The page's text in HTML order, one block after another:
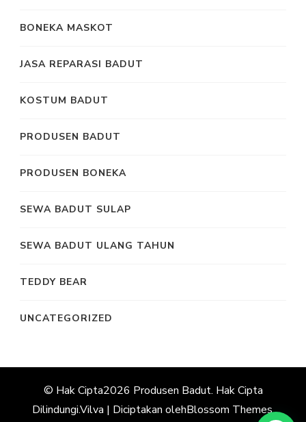
BONEKA MASKOT
JASA REPARASI BADUT
KOSTUM BADUT
PRODUSEN BADUT
PRODUSEN BONEKA
SEWA BADUT SULAP
SEWA BADUT ULANG TAHUN
TEDDY BEAR
UNCATEGORIZED
© Hak Cipta2026 Produsen Badut. Hak Cipta
Dilindungi.Vilva | Diciptakan olehBlossom Themes.